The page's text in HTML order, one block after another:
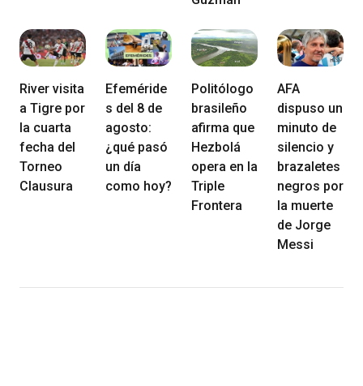
River visita
a Tigre por
la cuarta
fecha del
Torneo
Clausura
Efeméride
s del 8 de
agosto:
¿qué pasó
un día
como hoy?
Politólogo
brasileño
afirma que
Hezbolá
opera en la
Triple
Frontera
AFA
dispuso un
minuto de
silencio y
brazaletes
negros por
la muerte
de Jorge
Messi